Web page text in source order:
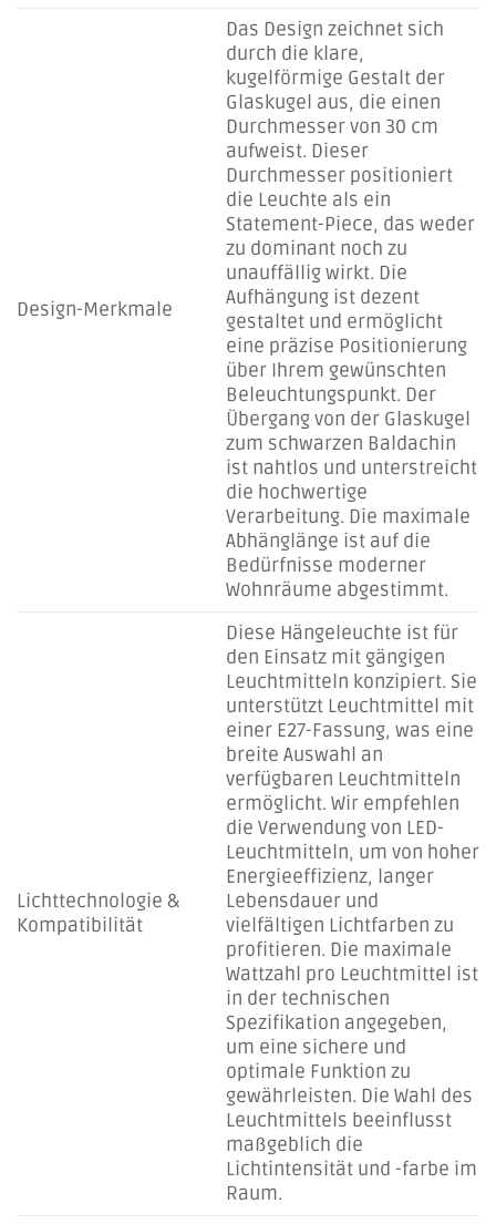
Design-Merkmale
Das Design zeichnet sich
durch die klare,
kugelförmige Gestalt der
Glaskugel aus, die einen
Durchmesser von 30 cm
aufweist. Dieser
Durchmesser positioniert
die Leuchte als ein
Statement-Piece, das weder
zu dominant noch zu
unauffällig wirkt. Die
Aufhängung ist dezent
gestaltet und ermöglicht
eine präzise Positionierung
über Ihrem gewünschten
Beleuchtungspunkt. Der
Übergang von der Glaskugel
zum schwarzen Baldachin
ist nahtlos und unterstreicht
die hochwertige
Verarbeitung. Die maximale
Abhänglänge ist auf die
Bedürfnisse moderner
Wohnräume abgestimmt.
Lichttechnologie &
Kompatibilität
Diese Hängeleuchte ist für
den Einsatz mit gängigen
Leuchtmitteln konzipiert. Sie
unterstützt Leuchtmittel mit
einer E27-Fassung, was eine
breite Auswahl an
verfügbaren Leuchtmitteln
ermöglicht. Wir empfehlen
die Verwendung von LED-
Leuchtmitteln, um von hoher
Energieeffizienz, langer
Lebensdauer und
vielfältigen Lichtfarben zu
profitieren. Die maximale
Wattzahl pro Leuchtmittel ist
in der technischen
Spezifikation angegeben,
um eine sichere und
optimale Funktion zu
gewährleisten. Die Wahl des
Leuchtmittels beeinflusst
maßgeblich die
Lichtintensität und -farbe im
Raum.